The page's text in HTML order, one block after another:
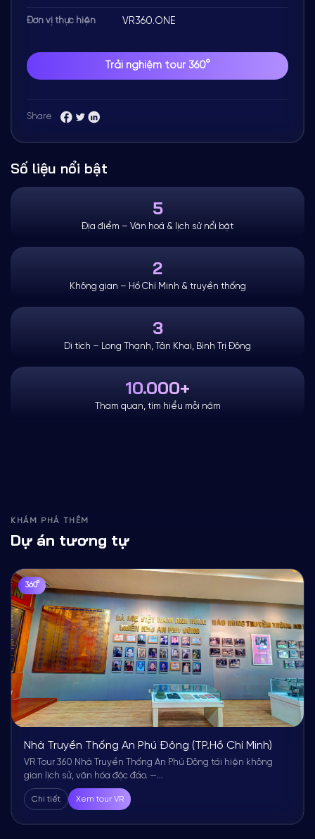
Đơn vị thực hiện VR360.ONE
Trải nghiệm tour 360°
Share
Số liệu nổi bật
5
Địa điểm – Văn hoá & lịch sử nổi bật
2
Không gian – Hồ Chí Minh & truyền thống
3
Di tích – Long Thạnh, Tân Khai, Bình Trị Đông
10.000+
Tham quan, tìm hiểu mỗi năm
KHÁM PHÁ THÊM
Dự án tương tự
360°
Nhà Truyền Thống An Phú Đông (TP.Hồ Chí Minh)
VR Tour 360 Nhà Truyền Thống An Phú Đông tái hiện không
gian lịch sử, văn hóa độc đáo. —...
Chi tiết Xem tour VR